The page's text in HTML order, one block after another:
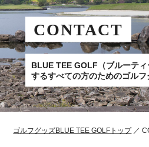
CONTACT
BLUE TEE GOLF（ブルーテ
するすべての方のためのゴルフ
ゴルフグッズBLUE TEE GOLFトップ／